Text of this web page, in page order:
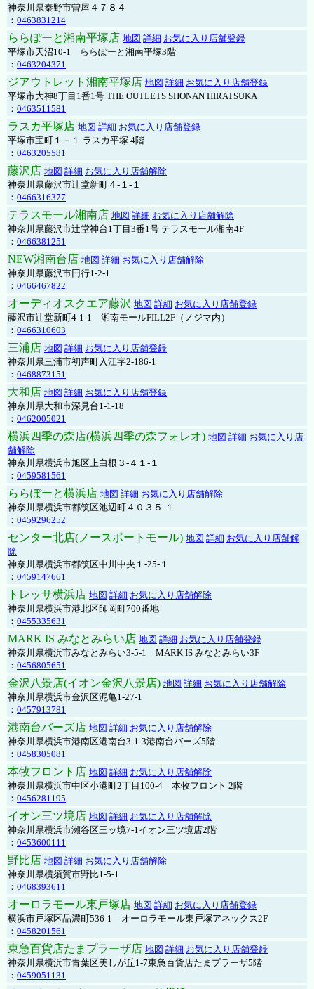
神奈川県秦野市曽屋４７８４
： 0463831214
ららぽーと湘南平塚店 地図 詳細 お気に入り店舗登録
平塚市天沼10-1 ららぽーと湘南平塚3階
： 0463204371
ジアウトレット湘南平塚店 地図 詳細 お気に入り店舗登録
平塚市大神8丁目1番1号 THE OUTLETS SHONAN HIRATSUKA
： 0463511581
ラスカ平塚店 地図 詳細 お気に入り店舗登録
平塚市宝町１－１ ラスカ平塚 4階
： 0463205581
藤沢店 地図 詳細 お気に入り店舗解除
神奈川県藤沢市辻堂新町４-１-１
： 0466316377
テラスモール湘南店 地図 詳細 お気に入り店舗解除
神奈川県藤沢市辻堂神台1丁目3番1号 テラスモール湘南4F
： 0466381251
NEW湘南台店 地図 詳細 お気に入り店舗解除
神奈川県藤沢市円行1-2-1
： 0466467822
オーディオスクエア藤沢 地図 詳細 お気に入り店舗登録
藤沢市辻堂新町4-1-1 湘南モールFILL2F（ノジマ内）
： 0466310603
三浦店 地図 詳細 お気に入り店舗登録
神奈川県三浦市初声町入江字2-186-1
： 0468873151
大和店 地図 詳細 お気に入り店舗登録
神奈川県大和市深見台1-1-18
： 0462005021
横浜四季の森店(横浜四季の森フォレオ) 地図 詳細 お気に入り店
舗解除
神奈川県横浜市旭区上白根３-４１-１
： 0459581561
ららぽーと横浜店 地図 詳細 お気に入り店舗解除
神奈川県横浜市都筑区池辺町４０３５-１
： 0459296252
センター北店(ノースポートモール) 地図 詳細 お気に入り店舗解
除
神奈川県横浜市都筑区中川中央１-25-１
： 0459147661
トレッサ横浜店 地図 詳細 お気に入り店舗解除
神奈川県横浜市港北区師岡町700番地
： 0455335631
MARK IS みなとみらい店 地図 詳細 お気に入り店舗登録
神奈川県横浜市みなとみらい3-5-1 MARK IS みなとみらい3F
： 0456805651
金沢八景店(イオン金沢八景店) 地図 詳細 お気に入り店舗解除
神奈川県横浜市金沢区泥亀1-27-1
： 0457913781
港南台バーズ店 地図 詳細 お気に入り店舗解除
神奈川県横浜市港南区港南台3-1-3港南台バーズ5階
： 0458305081
本牧フロント店 地図 詳細 お気に入り店舗解除
神奈川県横浜市中区小港町2丁目100-4 本牧フロント 2階
： 0456281195
イオン三ツ境店 地図 詳細 お気に入り店舗解除
神奈川県横浜市瀬谷区三ッ境7-1イオン三ツ境店2階
： 0453600111
野比店 地図 詳細 お気に入り店舗解除
神奈川県横須賀市野比1-5-1
： 0468393611
オーロラモール東戸塚店 地図 詳細 お気に入り店舗登録
横浜市戸塚区品濃町536-1 オーロラモール東戸塚アネックス2F
： 0458201561
東急百貨店たまプラーザ店 地図 詳細 お気に入り店舗登録
神奈川県横浜市青葉区美しが丘1-7東急百貨店たまプラーザ5階
： 0459051131